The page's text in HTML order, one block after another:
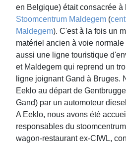
en Belgique) était consacrée à
Stoomcentrum Maldegem (
Maldegem). C'est à la fois un
matériel ancien à voie
aussi une ligne touristique
et Maldegem qui reprend un
ligne joignant Gand à Bruges.
Eeklo au départ de
Gand) par un automoteur
A Eeklo, nous avons été
responsables du
wagon-restaurant ex-CIWL,